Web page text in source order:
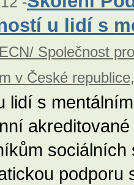
u lidí s
ECN/ Společnost
v České
lidí s
podporu